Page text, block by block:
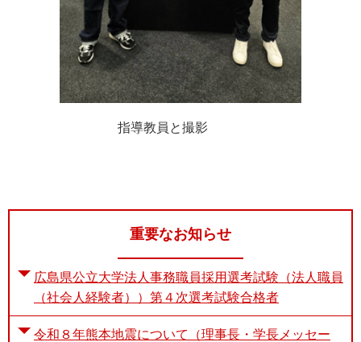
指導教員と撮影
重要なお知らせ
広島県公立大学法人事務職員採用選考試験（法人職員
（社会人経験者））第４次選考試験合格者
令和８年熊本地震について（理事長・学長メッセー